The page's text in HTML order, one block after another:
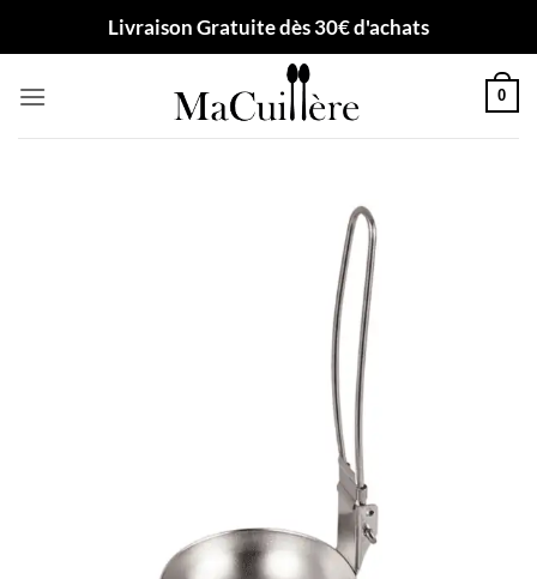
Livraison Gratuite dès 30€ d'achats
0